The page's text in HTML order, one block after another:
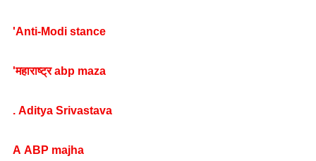
'Anti-Modi stance
'महाराष्ट्र abp maza
. Aditya Srivastava
A ABP majha